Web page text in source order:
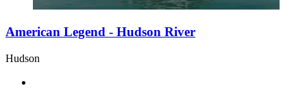
American Legend - Hudson River
Hudson